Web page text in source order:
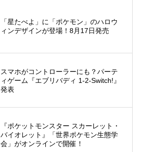
「星たべよ」に「ポケモン」のハロウ
ィンデザインが登場！8月17日発売
スマホがコントローラーにも？パーテ
ィゲーム『エブリバディ 1-2-Switch!』
発表
『ポケットモンスター スカーレット・
バイオレット』「世界ポケモン生態学
会」がオンラインで開催！